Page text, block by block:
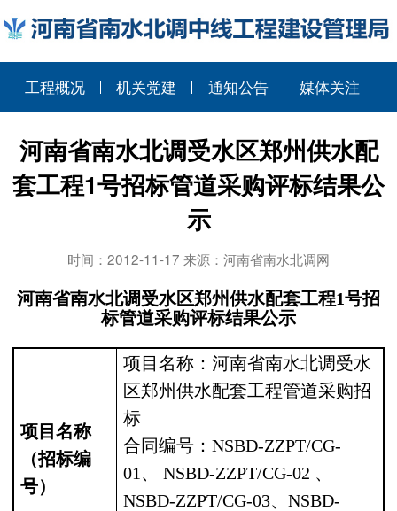
工程概况 机关党建 通知公告 媒体关注
河南省南水北调受水区郑州供水配
套工程1号招标管道采购评标结果公
示
时间：2012-11-17 来源：河南省南水北调网
河南省南水北调受水区郑州供水配套工程1号招
标管道采购评标结果公示
项目名称
（招标编
号）
项目名称：河南省南水北调受水
区郑州供水配套工程管道采购招
标
合同编号：NSBD-ZZPT/CG-
01 、 NSBD-ZZPT/CG-02 、
NSBD-ZZPT/CG-03、NSBD-